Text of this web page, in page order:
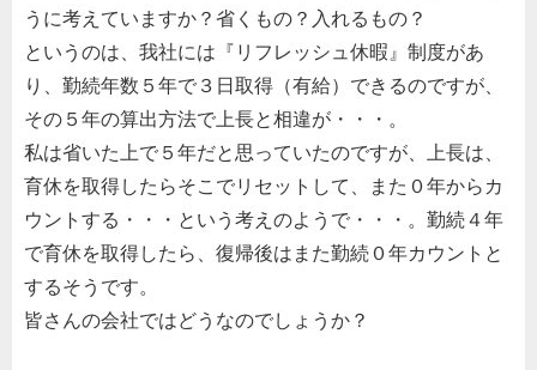
うに考えていますか？省くもの？入れるもの？
というのは、我社には『リフレッシュ休暇』制度があ
り、勤続年数５年で３日取得（有給）できるのですが、
その５年の算出方法で上長と相違が・・・。
私は省いた上で５年だと思っていたのですが、上長は、
育休を取得したらそこでリセットして、また０年からカ
ウントする・・・という考えのようで・・・。勤続４年
で育休を取得したら、復帰後はまた勤続０年カウントと
するそうです。
皆さんの会社ではどうなのでしょうか？